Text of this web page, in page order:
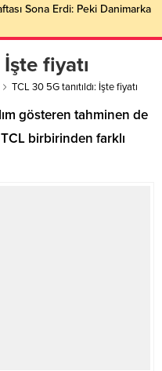
Sona Erdi: Peki Danimarka
İşte fiyatı
TCL 30 5G tanıtıldı: İşte fiyatı
gösteren tahminen de
birbirinden farklı